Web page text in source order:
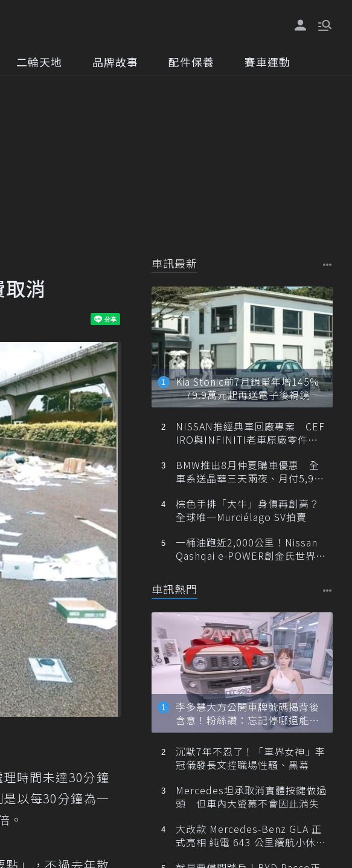
二輪天地 品牌故事 配件保養 賽車運動
消
時間未達30分鐘
以每30分鐘為一
。
車訊最新
Kia Stonic前7月銷量年增145%
79.9萬元起再送電子後視鏡
NISSAN推經典車回廠專案 CEF
IRO與INFINITI老車原廠零件最
BMW推出8月仲夏購車優惠 全
車系送晶華三天兩夜、月付5,900
棕色手排「大牛」身價再創高？
全球唯一Murciélago SV拍賣
一桶油跑近2,000公里！Nissan
Qashqai e-POWER創金氏世界紀
車訊熱門
李多慧大方公開車牌號碼揭背後
含意！粉絲讚：忘記停哪還能幫
忙找車
沉默7年不忍了！「車界女神」李
冠儀發長文控職場性騷、黑幕
Mercedes坦承取消實體按鍵做過
頭 但車內大螢幕不會因此消失
大改款 Mercedes-Benz GLA 正
式亮相 純電 643 公里續航小休